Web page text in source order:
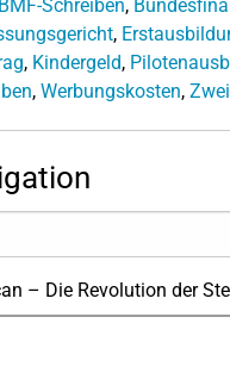
BMF-Schreiben,
,
, Kindergeld,
, Werbungskosten,
– Die Revolution der